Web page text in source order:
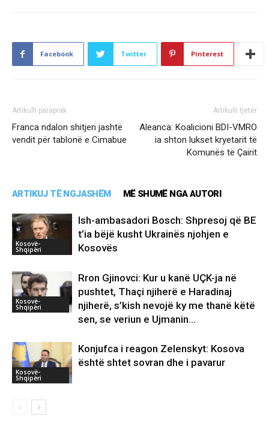
Facebook Twitter Pinterest
Artikulli paraprak
Franca ndalon shitjen jashtë
vendit për tablonë e Cimabue
Artikulli tjetër
Aleanca: Koalicioni BDI-VMRO
ia shton lukset kryetarit të
Komunës të Çairit
ARTIKUJ TË NGJASHËM MË SHUMË NGA AUTORI
Kosovë-
Shqipëri
Ish-ambasadori Bosch: Shpresoj që BE
t’ia bëjë kusht Ukrainës njohjen e
Kosovës
Kosovë-
Shqipëri
Rron Gjinovci: Kur u kanë UÇK-ja në
pushtet, Thaçi njiherë e Haradinaj
njiherë, s’kish nevojë ky me thanë këtë
sen, se veriun e Ujmanin...
Kosovë-
Shqipëri
Konjufca i reagon Zelenskyt: Kosova
është shtet sovran dhe i pavarur